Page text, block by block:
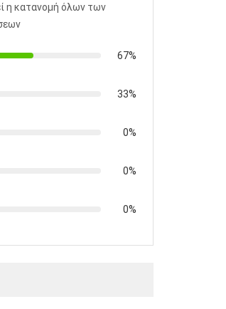
η κατανομή όλων των
67%
33%
0%
0%
0%